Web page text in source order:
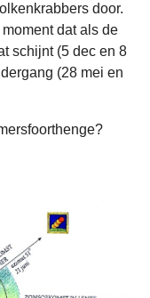
door.
dat als de
schijnt (5 dec en 8
(28 mei en